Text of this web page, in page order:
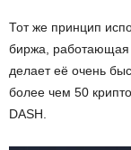
Тот же принцип
биржа, работающая
делает её очень
более чем 50
DASH.